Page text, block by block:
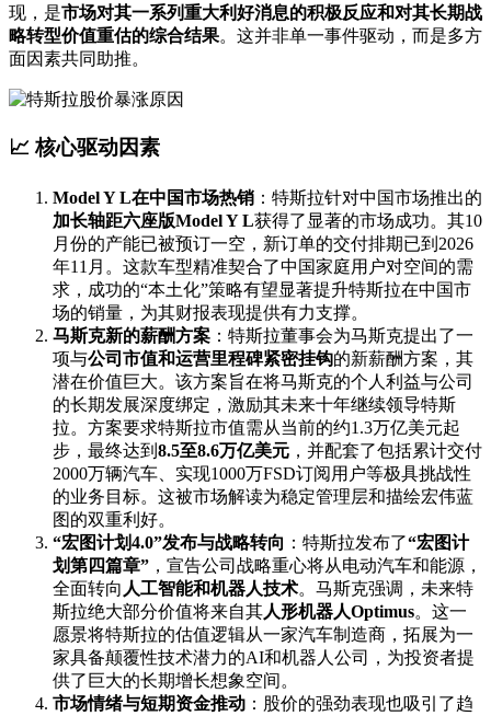
现，是​​市场对其一系列重大利好消息的积极反应和对其长期战
略转型价值重估的综合结果​​。这并非单一事件驱动，而是多方
面因素共同助推。
📈 核心驱动因素
​Model Y L在中国市场热销​ ​：特斯拉针对中国市场推出的​
加长轴距六座版Model Y L​​获得了显著的市场成功。其10
月份的产能已被预订一空，新订单的交付排期已到2026
年11月。这款车型精准契合了中国家庭用户对空间的需
求，成功的“本土化”策略有望显著提升特斯拉在中国市
场的销量，为其财报表现提供有力支撑。
​马斯克新的薪酬方案​ ​：特斯拉董事会为马斯克提出了一
项与​​公司市值和运营里程碑紧密挂钩​​的新薪酬方案，其
潜在价值巨大。该方案旨在将马斯克的个人利益与公司
的长期发展深度绑定，激励其未来十年继续领导特斯
拉。方案要求特斯拉市值需从当前的约1.3万亿美元起
步，最终达到​ ​8.5至8.6万亿美元​ ​，并配套了包括累计交付
2000万辆汽车、实现1000万FSD订阅用户等极具挑战性
的业务目标。这被市场解读为稳定管理层和描绘宏伟蓝
图的双重利好。
​“宏图计划4.0”发布与战略转向​ ​：特斯拉发布了​​“宏图计
划第四篇章”​ ​，宣告公司战略重心将从电动汽车和能源，
全面转向​ ​人工智能和机器人技术​​。马斯克强调，未来特
斯拉绝大部分价值将来自其​​人形机器人Optimus​​。这一
愿景将特斯拉的估值逻辑从一家汽车制造商，拓展为一
家具备颠覆性技术潜力的AI和机器人公司，为投资者提
供了巨大的长期增长想象空间。
​市场情绪与短期资金推动​ ​：股价的强劲表现也吸引了趋